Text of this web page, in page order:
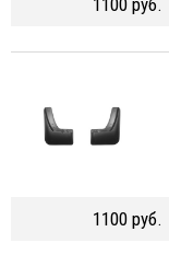
1100 руб.
1100 руб.